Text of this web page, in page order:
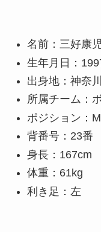
名前：三好康
生年月日：
出身地：神奈
所属チーム：
ポジション：
背番号：23番
身長：167cm
体重：61kg
利き足：左